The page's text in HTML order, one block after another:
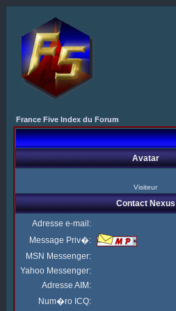
France Five Index du Forum
Avatar
Visiteur
Contact Nexus
Adresse e-mail:
Message Priv�:
MSN Messenger:
Yahoo Messenger:
Adresse AIM:
Num�ro ICQ: